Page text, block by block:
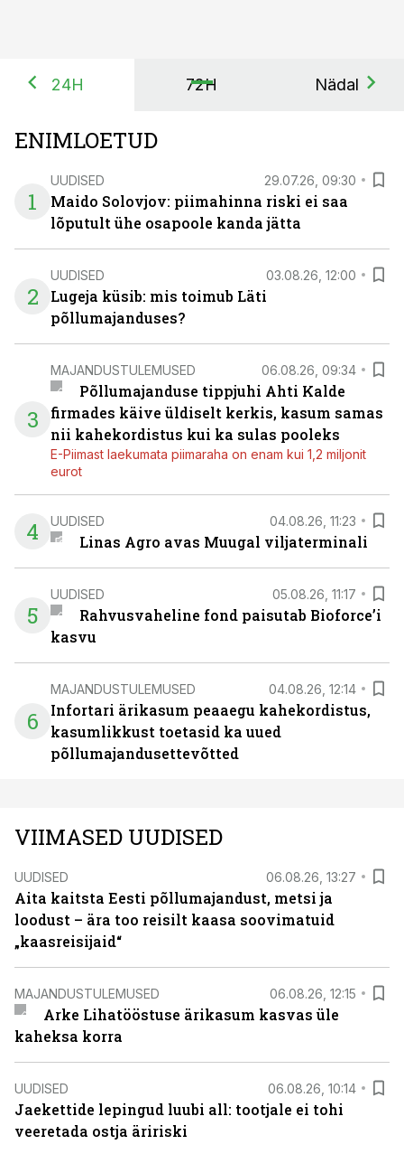
24H 72H Nädal
ENIMLOETUD
1
UUDISED 29.07.26, 09:30
Maido Solovjov: piimahinna riski ei saa
lõputult ühe osapoole kanda jätta
2
UUDISED 03.08.26, 12:00
Lugeja küsib: mis toimub Läti
põllumajanduses?
3
MAJANDUSTULEMUSED 06.08.26, 09:34
Põllumajanduse tippjuhi Ahti Kalde
firmades käive üldiselt kerkis, kasum samas
nii kahekordistus kui ka sulas pooleks
E-Piimast laekumata piimaraha on enam kui 1,2 miljonit
eurot
4 UUDISED 04.08.26, 11:23
Linas Agro avas Muugal viljaterminali
5
UUDISED 05.08.26, 11:17
Rahvusvaheline fond paisutab Bioforce’i
kasvu
6
MAJANDUSTULEMUSED 04.08.26, 12:14
Infortari ärikasum peaaegu kahekordistus,
kasumlikkust toetasid ka uued
põllumajandusettevõtted
VIIMASED UUDISED
UUDISED 06.08.26, 13:27
Aita kaitsta Eesti põllumajandust, metsi ja
loodust – ära too reisilt kaasa soovimatuid
„kaasreisijaid“
MAJANDUSTULEMUSED 06.08.26, 12:15
Arke Lihatööstuse ärikasum kasvas üle
kaheksa korra
UUDISED 06.08.26, 10:14
Jaekettide lepingud luubi all: tootjale ei tohi
veeretada ostja äririski